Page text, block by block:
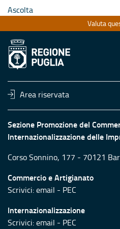
Ascolta
Valuta
Area riservata
Sezione Promozione del
Internazionalizzazione delle
Corso Sonnino, 177 - 70121
Commercio e Artigianato
Scrivici:email - PEC
Internazionalizzazione
Scrivici:email - PEC